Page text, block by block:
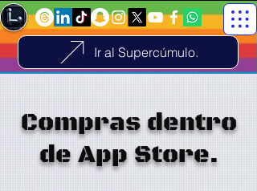
Ir al Supercúmulo.
Compras dentro
de App Store.